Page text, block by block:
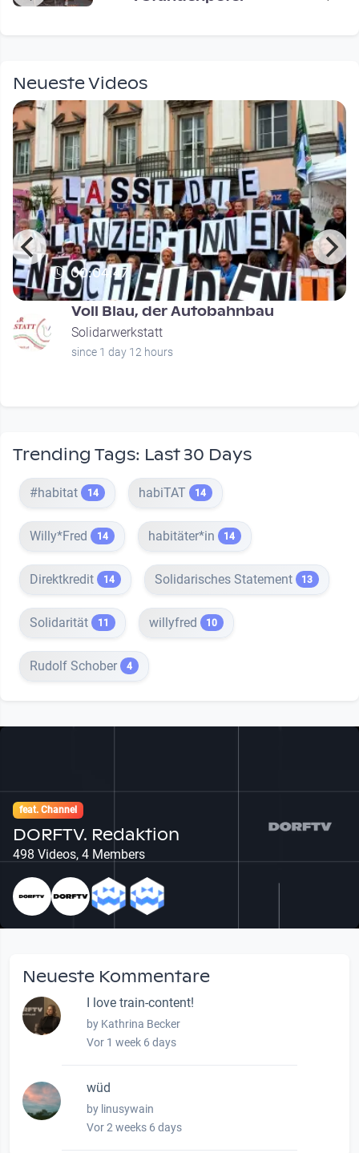
Neueste Videos
00:04:47
Voll Blau, der Autobahnbau
Solidarwerkstatt
since 1 day 12 hours
Trending Tags: Last 30 Days
#habitat 14 habiTAT 14
Willy*Fred 14 habitäter*in 14
Direktkredit 14 Solidarisches Statement 13
Solidarität 11 willyfred 10
Rudolf Schober 4
feat. Channel
DORFTV. Redaktion
498 Videos, 4 Members
Neueste Kommentare
I love train-content!
by Kathrina Becker
Vor 1 week 6 days
wüd
by linusywain
Vor 2 weeks 6 days